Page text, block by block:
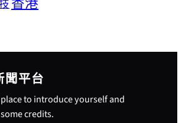
聞平台
to introduce yourself and
credits.